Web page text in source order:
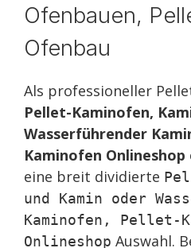
Ofenbauen,
Ofenbau
Als professioneller
Pellet-Kaminofen,
Wasserführender
Kaminofen Onlineshop
eine breit dividierte
und Kamin oder
Kaminofen, Pellet-
Onlineshop Auswahl.